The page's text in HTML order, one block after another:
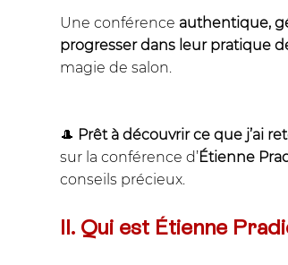
Une conférence authentique,
progresser dans leur pratique
magie de salon.
🎩 Prêt à découvrir ce que j’ai
sur la conférence d’Étienne
conseils précieux.
II. Qui est Étienne